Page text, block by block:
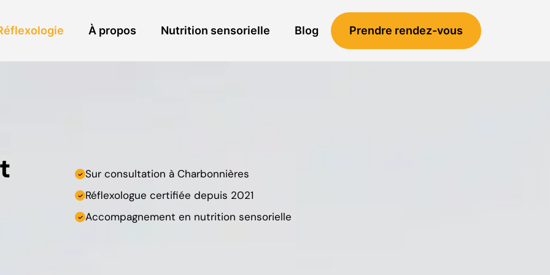
À propos Nutrition sensorielle Blog Prendre rendez-vous
Sur consultation à Charbonnières
Réflexologue certifiée depuis 2021
Accompagnement en nutrition sensorielle